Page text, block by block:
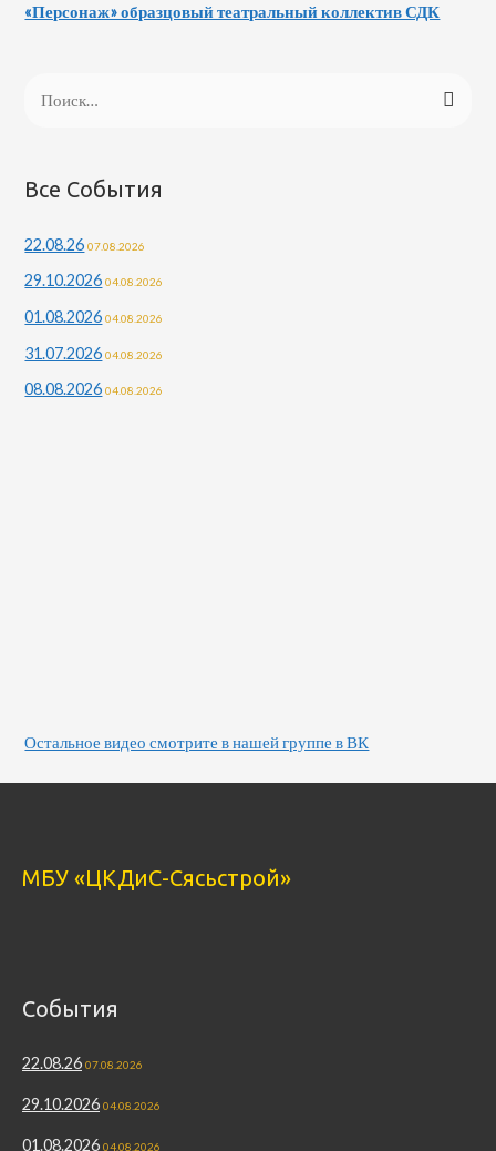
«Персонаж» образцовый театральный коллектив СДК
Все События
22.08.26 07.08.2026
29.10.2026 04.08.2026
01.08.2026 04.08.2026
31.07.2026 04.08.2026
08.08.2026 04.08.2026
Остальное видео смотрите в нашей группе в ВК
МБУ «ЦКДиС-Сясьстрой»
События
22.08.26 07.08.2026
29.10.2026 04.08.2026
01.08.2026 04.08.2026